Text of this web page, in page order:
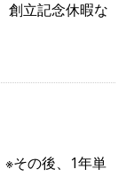
創立記念休暇な
その後、1年単